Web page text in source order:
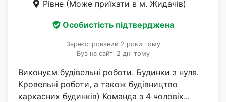
Рівне (Може приїхати в м. Жидачів)
Особистість підтверджена
Зареєстрований 2 роки тому
Був на сайті 2 дні тому
Виконуєм будівельні роботи. Будинки з нуля.
Кровельні роботи, а також будівництво
каркасних будинків) Команда з 4 чоловік...